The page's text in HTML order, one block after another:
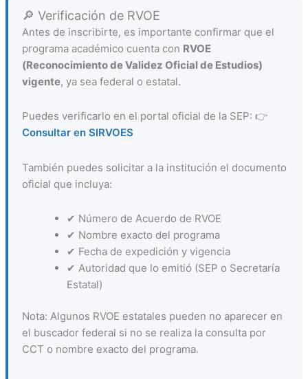
🔎 Verificación de RVOE
Antes de inscribirte, es importante confirmar que el
programa académico cuenta con RVOE
(Reconocimiento de Validez Oficial de Estudios)
vigente, ya sea federal o estatal.
Puedes verificarlo en el portal oficial de la SEP: 👉
Consultar en SIRVOES
También puedes solicitar a la institución el documento
oficial que incluya:
✔ Número de Acuerdo de RVOE
✔ Nombre exacto del programa
✔ Fecha de expedición y vigencia
✔ Autoridad que lo emitió (SEP o Secretaría
Estatal)
Nota: Algunos RVOE estatales pueden no aparecer en
el buscador federal si no se realiza la consulta por
CCT o nombre exacto del programa.